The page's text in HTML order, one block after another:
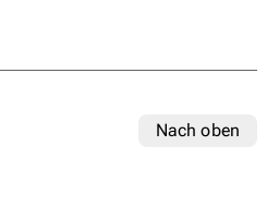
Nach oben